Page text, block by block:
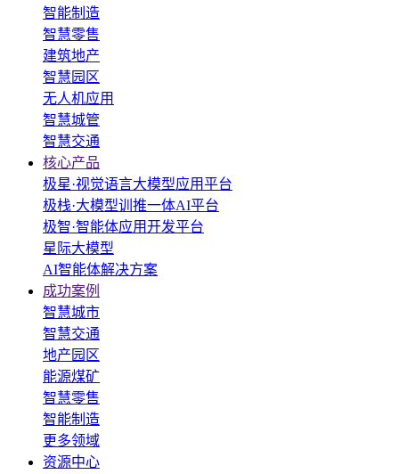
智能制造
智慧零售
建筑地产
智慧园区
无人机应用
智慧城管
智慧交通
核心产品
极星·视觉语言大模型应用平台
极栈·大模型训推一体AI平台
极智·智能体应用开发平台
星际大模型
AI智能体解决方案
成功案例
智慧城市
智慧交通
地产园区
能源煤矿
智慧零售
智能制造
更多领域
资源中心